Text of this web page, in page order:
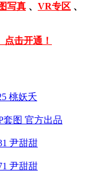
写真 、 VR专区 、
击开通！
桃妖夭
图 官方出品
尹甜甜
尹甜甜